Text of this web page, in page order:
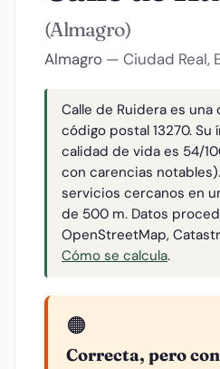
(Almagro)
Almagro — Ciudad Real,
Calle de Ruidera es una
código postal 13270. Su
calidad de vida es 54/
con carencias
servicios cercanos en
de 500 m. Datos
OpenStreetMap,
Cómo se calcula.
🟠
Correcta, pero